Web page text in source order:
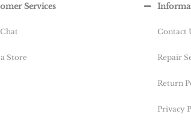
Services
Store
Contact
Repair
Return
Privacy